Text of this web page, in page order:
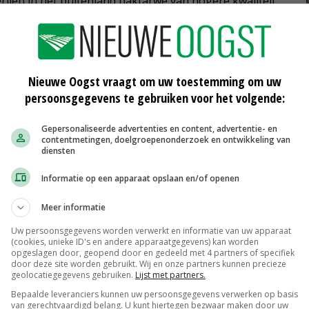
prijs.
supermarkten inspelen op de consument. De koper
Ze kondigen aan dat dit jaar een
te krijgen in de prijsopbouw binnen de keten.
Research en Wageningen Plant Research
dat de kwaliteit van het graansoort kan
vanwege klimaatverandering. Daarbij blijft
dat gerichte teeltmaatregelen, zoals een
eiwitkwaliteit, bijdragen aan het vergroten van de
is voor broodproductie.
Nieuwe Oogst vraagt om uw toestemming om uw
persoonsgegevens te gebruiken voor het volgende:
Gepersonaliseerde advertenties en content, advertentie- en
contentmetingen, doelgroepenonderzoek en ontwikkeling van
diensten
Informatie op een apparaat opslaan en/of openen
Meer informatie
Uw persoonsgegevens worden verwerkt en informatie van uw apparaat
(cookies, unieke ID's en andere apparaatgegevens) kan worden
opgeslagen door, geopend door en gedeeld met 4 partners of specifiek
door deze site worden gebruikt. Wij en onze partners kunnen precieze
geolocatiegegevens gebruiken. Lijst met partners.
Bepaalde leveranciers kunnen uw persoonsgegevens verwerken op basis
van gerechtvaardigd belang. U kunt hiertegen bezwaar maken door uw